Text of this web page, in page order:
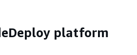
platform